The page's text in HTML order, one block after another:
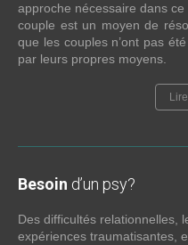
approche nécessaire dans
couple est un moyen de
que les couples n’ont pas
par leurs propres moyens.
Besoin d’un psy?
Des difficultés relationnelles,
expériences traumatisantes,